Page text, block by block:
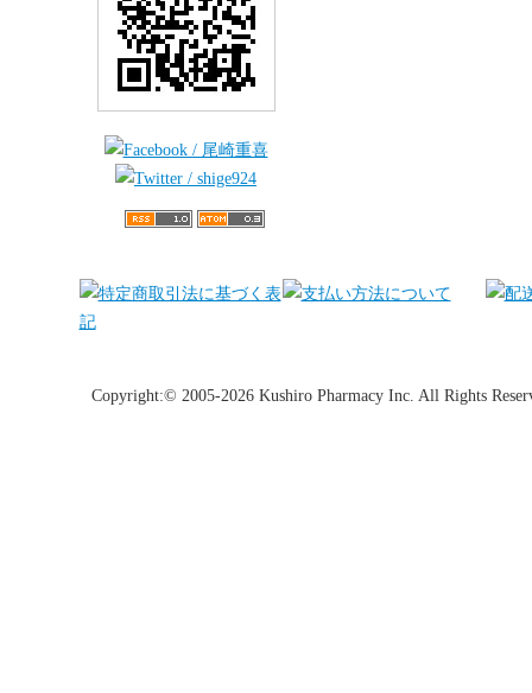
Copyright:© 2005-2026 Kushiro Pharmacy Inc. All Rights